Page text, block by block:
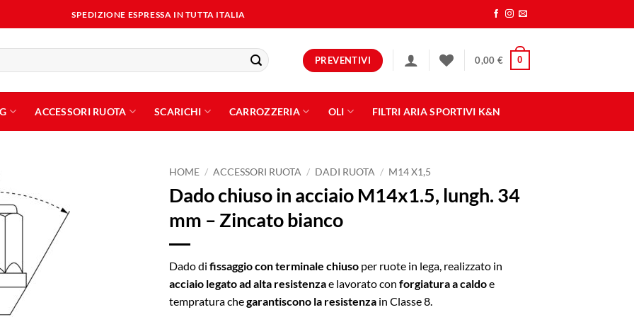
SPEDIZIONE ESPRESSA IN TUTTA ITALIA
PREVENTIVI 0,00 € 0
ACCESSORI RUOTA SCARICHI CARROZZERIA OLI FILTRI ARIA SPORTIVI K&N
HOME / ACCESSORI RUOTA / DADI RUOTA / M14 X1,5
Dado chiuso in acciaio M14x1.5, lungh. 34
mm – Zincato bianco
Dado di fissaggio con terminale chiuso per ruote in lega, realizzato in
acciaio legato ad alta resistenzae lavorato con forgiatura a caldoe
tempratura chegarantiscono la resistenza in Classe 8.